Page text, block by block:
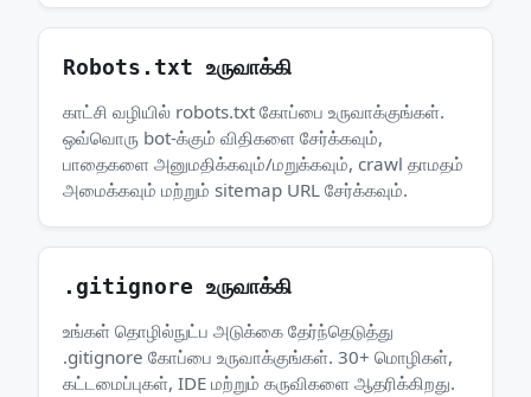
Robots.txt உருவாக்கி
காட்சி வழியில் robots.txt கோப்பை உருவாக்குங்கள்.
ஒவ்வொரு bot-க்கும் விதிகளை சேர்க்கவும்,
பாதைகளை அனுமதிக்கவும்/மறுக்கவும், crawl தாமதம்
அமைக்கவும் மற்றும் sitemap URL சேர்க்கவும்.
.gitignore உருவாக்கி
உங்கள் தொழில்நுட்ப அடுக்கை தேர்ந்தெடுத்து
.gitignore கோப்பை உருவாக்குங்கள். 30+ மொழிகள்,
கட்டமைப்புகள், IDE மற்றும் கருவிகளை ஆதரிக்கிறது.